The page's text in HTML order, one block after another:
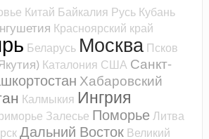
Китай Байкалия Русь Кубань
Красноярский край
Беларусь Москва Псков
Каталония США Санкт-
Хабаровский
Калмыкия Ингрия
Залесье ПоморьеЛитва
Дальний Восток Великий